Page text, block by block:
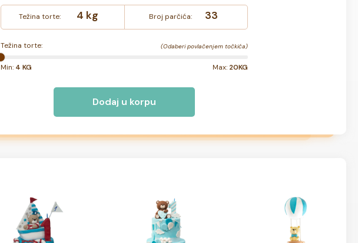
Težina torte: 4 kg Broj parčića: 33
Težina torte: (Odaberi povlačenjem točkića)
Min: 4 KG Max: 20KG
Dodaj u korpu